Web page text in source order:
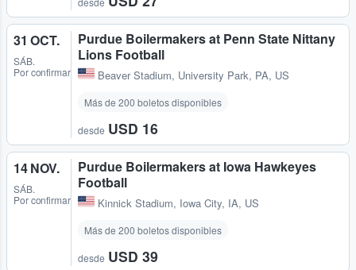
31 OCT.
SÁB.
Por confirmar
Purdue Boilermakers at Penn State Nittany
Lions Football
Beaver Stadium, University Park, PA, US
Más de 200 boletos disponibles
desde USD 16
14 NOV.
SÁB.
Por confirmar
Purdue Boilermakers at Iowa Hawkeyes
Football
Kinnick Stadium, Iowa City, IA, US
Más de 200 boletos disponibles
desde USD 39